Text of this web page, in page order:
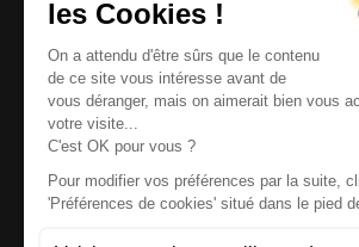
Magazine et site internet